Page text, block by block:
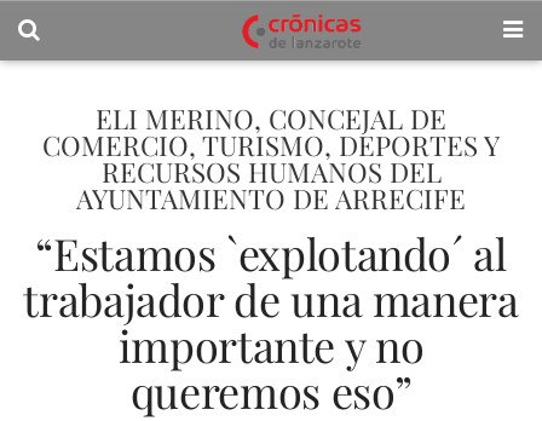
ELI MERINO, CONCEJAL DE
COMERCIO, TURISMO, DEPORTES Y
RECURSOS HUMANOS DEL
AYUNTAMIENTO DE ARRECIFE
“Estamos `explotando´ al
trabajador de una manera
importante y no
queremos eso”